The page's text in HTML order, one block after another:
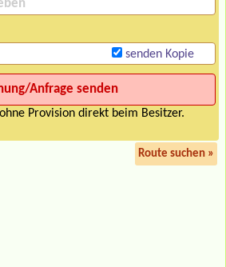
senden Kopie
Provision direkt beim Besitzer.
Route suchen »